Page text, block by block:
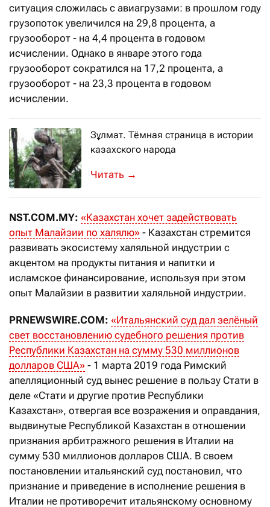
ситуация сложилась с авиагрузами: в прошлом году
грузопоток увеличился на 29,8 процента, а
грузооборот - на 4,4 процента в годовом
исчислении. Однако в январе этого года
грузооборот сократился на 17,2 процента, а
грузооборот - на 23,3 процента в годовом
исчислении.
Зұлмат. Тёмная страница в истории
казахского народа
Что пишут о Казахстане: обзор
→
NST.COM.MY: «Казахстан хочет задействовать
опыт Малайзии по халялю» - Казахстан стремится
развивать экосистему халяльной индустрии с
акцентом на продукты питания и напитки и
исламское финансирование, используя при этом
опыт Малайзии в развитии халяльной индустрии.
PRNEWSWIRE.COM: «Итальянский суд дал зелёный
свет восстановлению судебного решения против
Республики Казахстан на сумму 530 миллионов
долларов США» - 1 марта 2019 года Римский
апелляционный суд вынес решение в пользу Стати в
деле «Стати и другие против Республики
Казахстан», отвергая все возражения и оправдания,
выдвинутые Республикой Казахстан в отношении
признания арбитражного решения в Италии на
сумму 530 миллионов долларов США. В своем
постановлении итальянский суд постановил, что
признание и приведение в исполнение решения в
Италии не противоречит итальянскому основному